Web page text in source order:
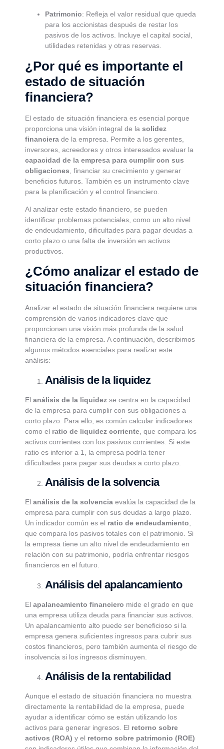
Patrimonio: Refleja el valor residual que queda
para los accionistas después de restar los
pasivos de los activos. Incluye el capital social,
utilidades retenidas y otras reservas.
¿Por qué es importante el
estado de situación
financiera?
El estado de situación financiera es esencial porque
proporciona una visión integral de la solidez
financiera de la empresa. Permite a los gerentes,
inversores, acreedores y otros interesados evaluar la
capacidad de la empresa para cumplir con sus
obligaciones , financiar su crecimiento y generar
beneficios futuros. También es un instrumento clave
para la planificación y el control financiero.
Al analizar este estado financiero, se pueden
identificar problemas potenciales, como un alto nivel
de endeudamiento, dificultades para pagar deudas a
corto plazo o una falta de inversión en activos
productivos.
¿Cómo analizar el estado de
situación financiera?
Analizar el estado de situación financiera requiere una
comprensión de varios indicadores clave que
proporcionan una visión más profunda de la salud
financiera de la empresa. A continuación, describimos
algunos métodos esenciales para realizar este
análisis:
Análisis de la liquidez
El análisis de la liquidez se centra en la capacidad
de la empresa para cumplir con sus obligaciones a
corto plazo. Para ello, es común calcular indicadores
como el ratio de liquidez corriente , que compara los
activos corrientes con los pasivos corrientes. Si este
ratio es inferior a 1, la empresa podría tener
dificultades para pagar sus deudas a corto plazo.
Análisis de la solvencia
El análisis de la solvencia evalúa la capacidad de la
empresa para cumplir con sus deudas a largo plazo.
Un indicador común es el ratio de endeudamiento,
que compara los pasivos totales con el patrimonio. Si
la empresa tiene un alto nivel de endeudamiento en
relación con su patrimonio, podría enfrentar riesgos
financieros en el futuro.
Análisis del apalancamiento
El apalancamiento financiero mide el grado en que
una empresa utiliza deuda para financiar sus activos.
Un apalancamiento alto puede ser beneficioso si la
empresa genera suficientes ingresos para cubrir sus
costos financieros, pero también aumenta el riesgo de
insolvencia si los ingresos disminuyen.
Análisis de la rentabilidad
Aunque el estado de situación financiera no muestra
directamente la rentabilidad de la empresa, puede
ayudar a identificar cómo se están utilizando los
activos para generar ingresos. El retorno sobre
activos (ROA) y el retorno sobre patrimonio (ROE)